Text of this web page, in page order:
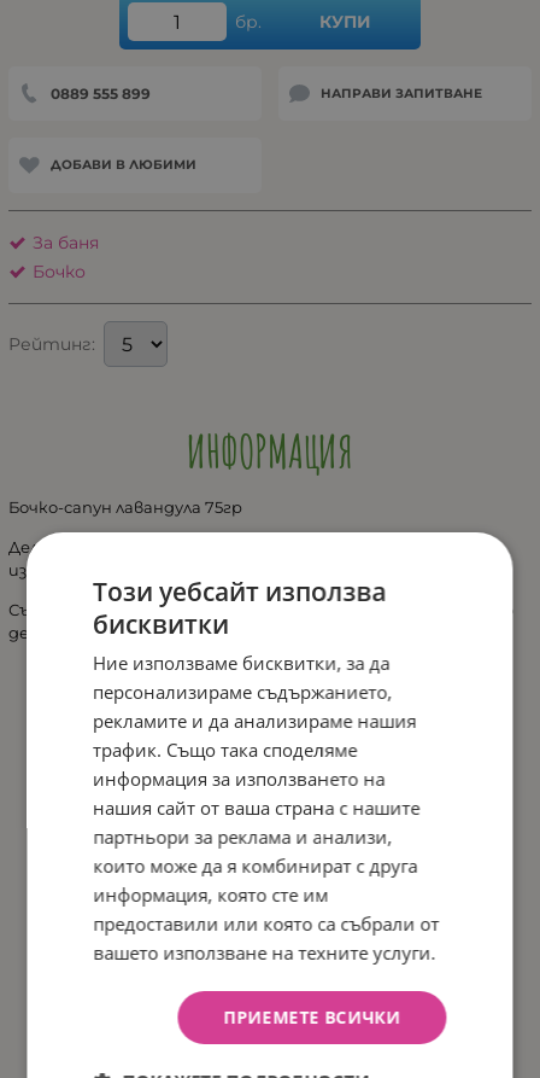
бр. КУПИ
0889 555 899 НАПРАВИ ЗАПИТВАНЕ
ДОБАВИ В ЛЮБИМИ
За баня
Бочко
Рейтинг:
ИНФОРМАЦИЯ
Бочко-сапун лавандула 75гр
Деликатна формула, която нежно измива тялото без да
изсушава кожата.
Съдържа екстракт от лавандула, който има успокояващо
действие.
Този уебсайт използва
бисквитки
Ние използваме бисквитки, за да
персонализираме съдържанието,
рекламите и да анализираме нашия
трафик. Също така споделяме
информация за използването на
нашия сайт от ваша страна с нашите
партньори за реклама и анализи,
които може да я комбинират с друга
информация, която сте им
предоставили или която са събрали от
вашето използване на техните услуги.
ПРИЕМЕТЕ ВСИЧКИ